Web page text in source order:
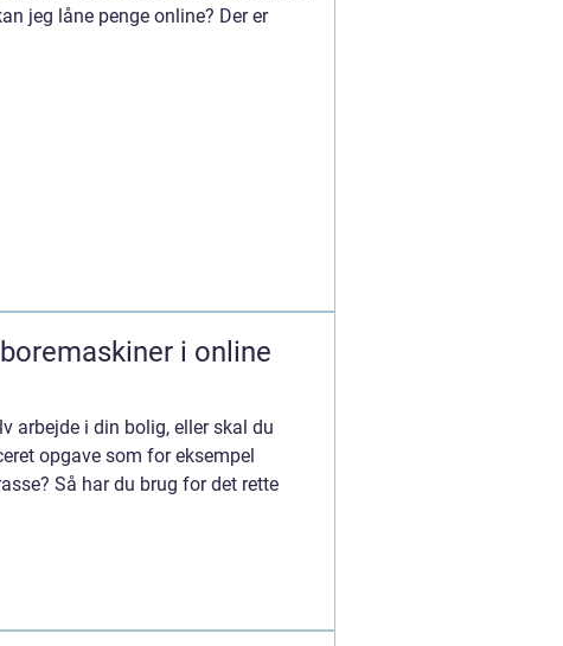
jeg låne penge online? Der er
i online
arbejde i din bolig, eller skal du
opgave som for eksempel
Så har du brug for det rette